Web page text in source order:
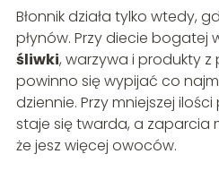
Błonnik działa tylko wtedy,
płynów. Przy diecie bogatej
śliwki, warzywa i produkty z
powinno się wypijać co
dziennie. Przy mniejszej
staje się twarda, a zaparcia
że jesz więcej owoców.